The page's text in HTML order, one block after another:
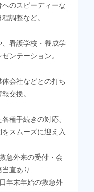
のスピーディーな
調整など。
看護学校・養成学
ンテーション。
会社などとの打ち
交換。
種手続きの対応、
スムーズに迎え入
急外来の受付・会
直あり
年末年始の救急外